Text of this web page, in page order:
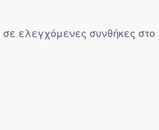
ελεγχόμενες συνθήκες στο